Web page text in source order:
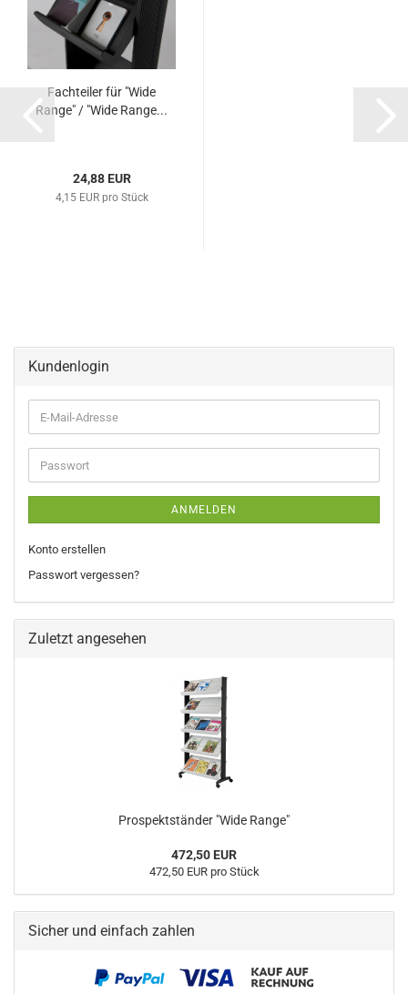
Fachteiler für "Wide
Range" / "Wide Range...
24,88 EUR
4,15 EUR pro Stück
Kundenlogin
E-
Mail-
Adresse
Passwort
ANMELDEN
Konto erstellen
Passwort vergessen?
Zuletzt angesehen
Prospektständer "Wide Range"
472,50 EUR
472,50 EUR pro Stück
Sicher und einfach zahlen